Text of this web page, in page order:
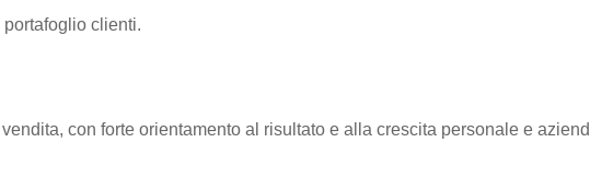
clienti.
con forte orientamento al risultato e alla crescita personale e